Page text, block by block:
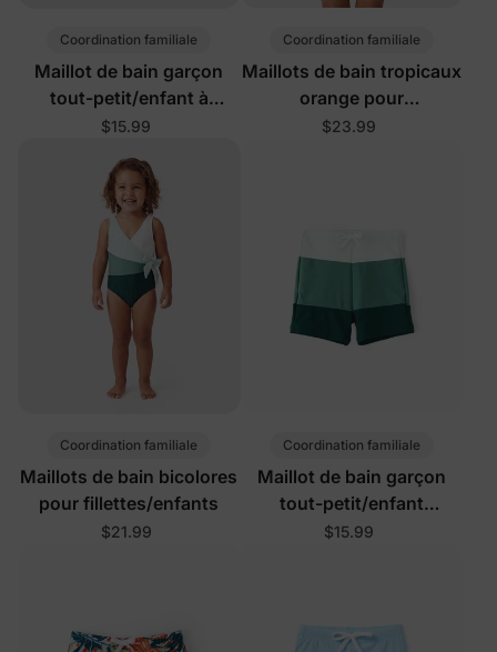
Coordination familiale
Maillot de bain garçon
tout-petit/enfant à
séchage rapide à blocs de
$15.99
Coordination familiale
Maillots de bain tropicaux
orange pour
fillettes/enfants
$23.99
Coordination familiale
Maillots de bain bicolores
pour fillettes/enfants
$21.99
Coordination familiale
Maillot de bain garçon
tout-petit/enfant
multicolore
$15.99